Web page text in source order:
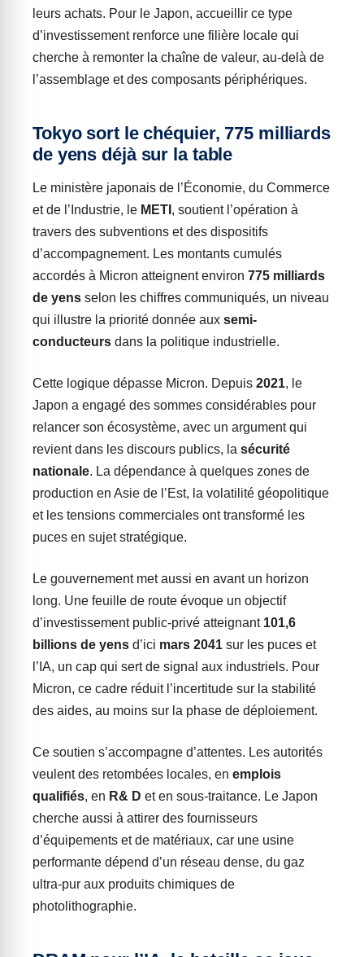
leurs achats. Pour le Japon, accueillir ce type
d’investissement renforce une filière locale qui
cherche à remonter la chaîne de valeur, au-delà de
l’assemblage et des composants périphériques.
Tokyo sort le chéquier, 775 milliards
de yens déjà sur la table
Le ministère japonais de l’Économie, du Commerce
et de l’Industrie, le METI , soutient l’opération à
travers des subventions et des dispositifs
d’accompagnement. Les montants cumulés
accordés à Micron atteignent environ 775 milliards
de yens selon les chiffres communiqués, un niveau
qui illustre la priorité donnée aux semi-
conducteurs dans la politique industrielle.
Cette logique dépasse Micron. Depuis 2021, le
Japon a engagé des sommes considérables pour
relancer son écosystème, avec un argument qui
revient dans les discours publics, la sécurité
nationale. La dépendance à quelques zones de
production en Asie de l’Est, la volatilité géopolitique
et les tensions commerciales ont transformé les
puces en sujet stratégique.
Le gouvernement met aussi en avant un horizon
long. Une feuille de route évoque un objectif
d’investissement public-privé atteignant 101,6
billions de yens d’ici mars 2041 sur les puces et
l’IA, un cap qui sert de signal aux industriels. Pour
Micron, ce cadre réduit l’incertitude sur la stabilité
des aides, au moins sur la phase de déploiement.
Ce soutien s’accompagne d’attentes. Les autorités
veulent des retombées locales, en emplois
qualifiés, en R& D et en sous-traitance. Le Japon
cherche aussi à attirer des fournisseurs
d’équipements et de matériaux, car une usine
performante dépend d’un réseau dense, du gaz
ultra-pur aux produits chimiques de
photolithographie.